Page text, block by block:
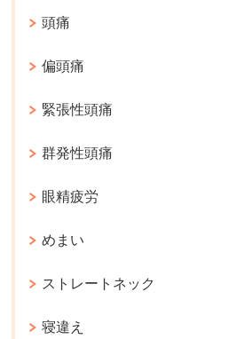
頭痛
偏頭痛
緊張性頭痛
群発性頭痛
眼精疲労
めまい
ストレートネック
寝違え